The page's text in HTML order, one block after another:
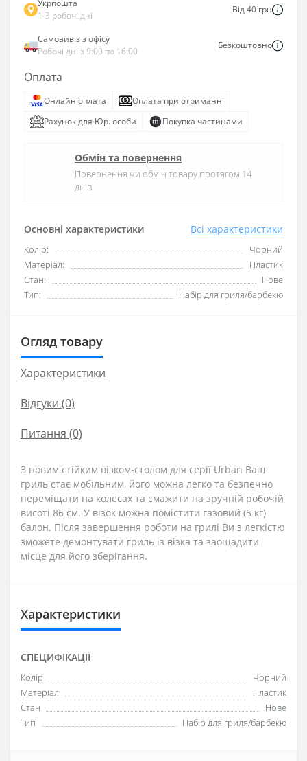
Основні характеристики Всі характеристики
Колір:
Чорний
Матеріал:
Пластик
Стан:
Нове
Тип:
Набір для гриля/барбекю
Укрпошта
1-3 робочі дні
Від 40 грн
Самовивіз з офісу
Робочі дні з 9:00 по 16:00
Безкоштовно
Оплата
Онлайн оплата
Оплата при отриманні
Рахунок для Юр. особи
Покупка частинами
Обмін та повернення
Повернення чи обмін товару протягом 14
днів
Огляд товару
Характеристики
Відгуки (0)
Питання (0)
З новим стійким візком-столом для серії Urban Ваш
гриль стає мобільним, його можна легко та безпечно
переміщати на колесах та смажити на зручній робочій
висоті 86 см. У візок можна помістити газовий (5 кг)
балон. Після завершення роботи на грилі Ви з легкістю
зможете демонтувати гриль із візка та заощадити
місце для його зберігання.
Характеристики
СПЕЦИФІКАЦІЇ
Колір
Чорний
Матеріал
Пластик
Стан
Нове
Тип
Набір для гриля/барбекю